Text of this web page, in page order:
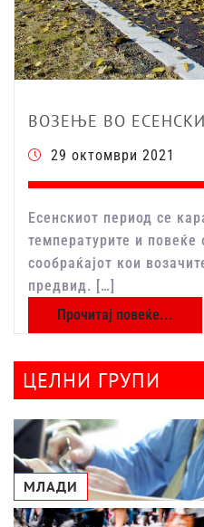
ВОЗЕЊЕ ВО
29 октомври 2021
Есенскиот период се
температурите и повеќе
сообраќајот кои
предвид. […]
Прочитај повеќе...
ЦЕЛНИ ГРУПИ
МЛАДИ